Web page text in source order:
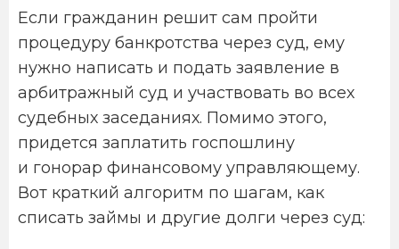
Если гражданин решит сам пройти
процедуру банкротства через суд, ему
нужно написать и подать заявление в
арбитражный суд и участвовать во всех
судебных заседаниях. Помимо этого,
придется заплатить госпошлину
и гонорар финансовому управляющему.
Вот краткий алгоритм по шагам, как
списать займы и другие долги через суд: